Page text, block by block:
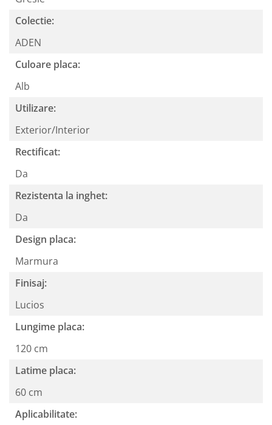
Colectie:
ADEN
Culoare placa:
Alb
Utilizare:
Exterior/Interior
Rectificat:
Da
Rezistenta la inghet:
Da
Design placa:
Marmura
Finisaj:
Lucios
Lungime placa:
120 cm
Latime placa:
60 cm
Aplicabilitate: